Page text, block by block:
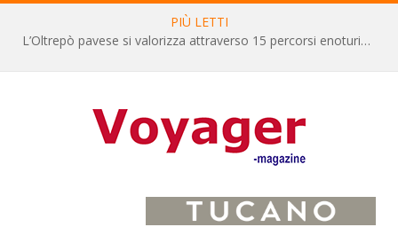
PIÙ LETTI
L’Oltrepò pavese si valorizza attraverso 15 percorsi enoturistici